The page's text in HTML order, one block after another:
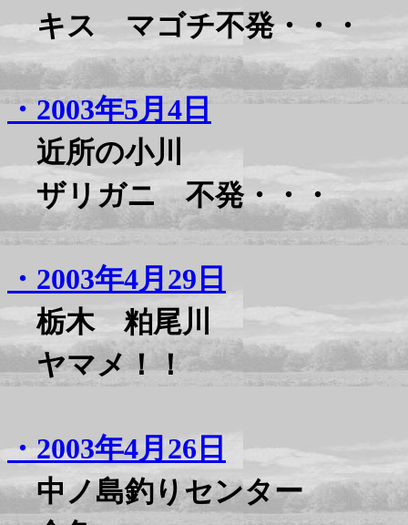
キス マゴチ不発・・・
・2003年5月4日
近所の小川
ザリガニ 不発・・・
・2003年4月29日
栃木 粕尾川
ヤマメ！！
・2003年4月26日
中ノ島釣りセンター